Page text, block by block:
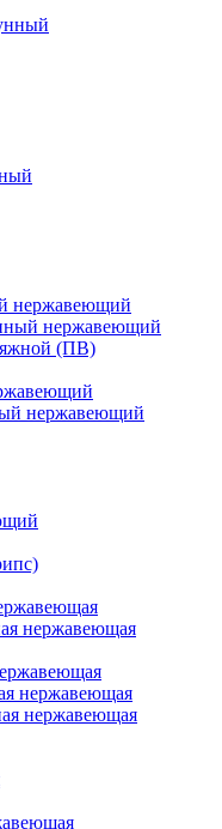
нержавеющий
нержавеющий
(ПВ)
нержавеющий
нержавеющая
нержавеющая
нержавеющая